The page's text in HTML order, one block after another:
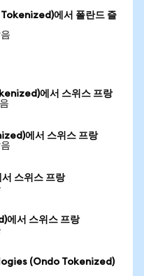
에서 폴란드 즐
에서 스위스 프랑
에서 스위스 프랑
스위스 프랑
서 스위스 프랑
(Ondo Tokenized)